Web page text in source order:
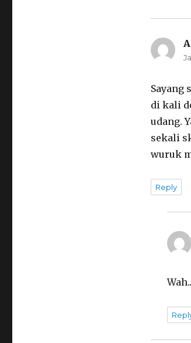
Sayang
di kali
udang.
sekali
wuruk
Reply